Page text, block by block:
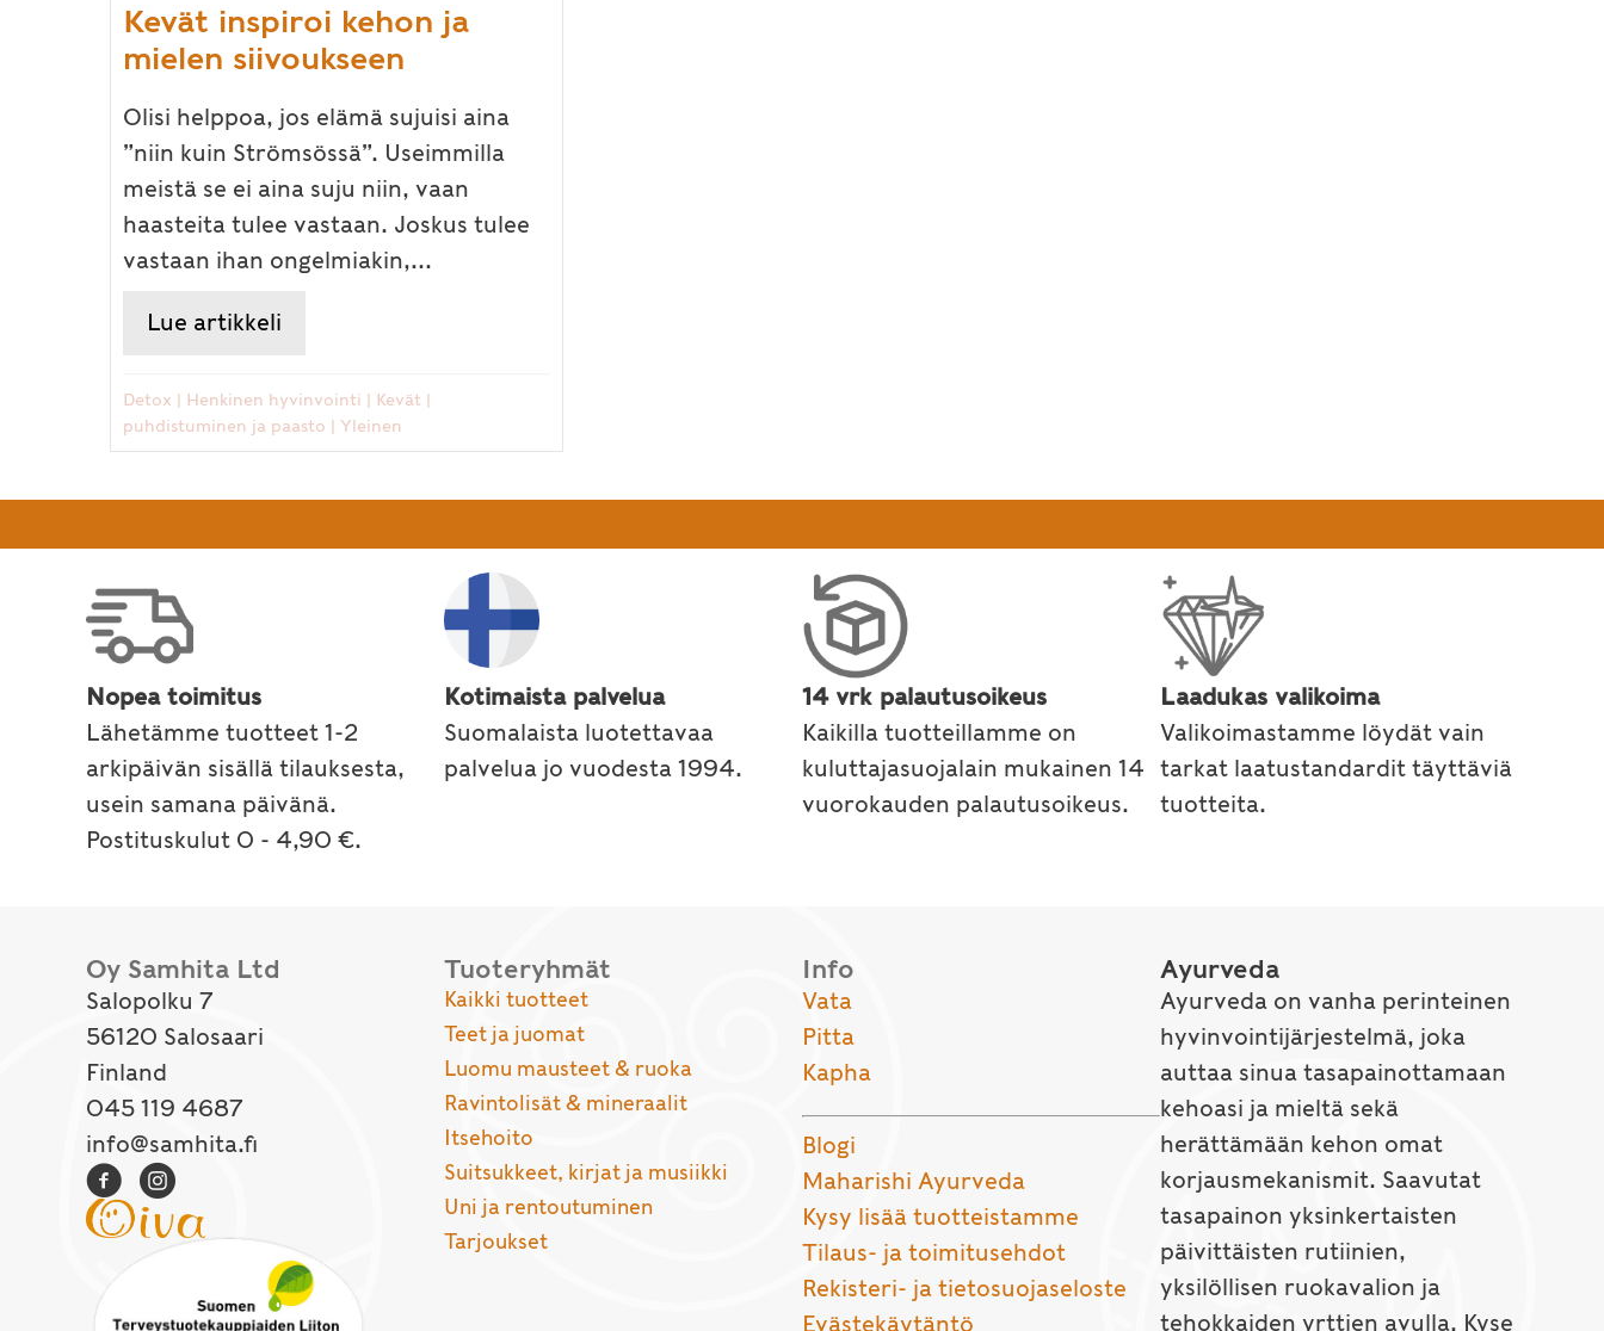
Kevät inspiroi kehon ja
mielen siivoukseen
Olisi helppoa, jos elämä sujuisi aina
”niin kuin Strömsössä”. Useimmilla
meistä se ei aina suju niin, vaan
haasteita tulee vastaan. Joskus tulee
vastaan ihan ongelmiakin,...
Lue artikkeli
Detox | Henkinen hyvinvointi | Kevät |
puhdistuminen ja paasto | Yleinen
Nopea toimitus
Lähetämme tuotteet 1-2
arkipäivän sisällä tilauksesta,
usein samana päivänä.
Postituskulut 0 - 4,90 €.
Kotimaista palvelua
Suomalaista luotettavaa
palvelua jo vuodesta 1994.
14 vrk palautusoikeus
Kaikilla tuotteillamme on
kuluttajasuojalain mukainen 14
vuorokauden palautusoikeus.
Laadukas valikoima
Valikoimastamme löydät vain
tarkat laatustandardit täyttäviä
tuotteita.
Oy Samhita Ltd
Salopolku 7
56120 Salosaari
Finland
045 119 4687
info@samhita.fi
Tuoteryhmät
Kaikki tuotteet
Teet ja juomat
Luomu mausteet & ruoka
Ravintolisät & mineraalit
Itsehoito
Suitsukkeet, kirjat ja musiikki
Uni ja rentoutuminen
Tarjoukset
Info
Vata
Pitta
Kapha
Blogi
Maharishi Ayurveda
Kysy lisää tuotteistamme
Tilaus- ja toimitusehdot
Rekisteri- ja tietosuojaseloste
Evästekäytäntö
Ayurveda
Ayurveda on vanha perinteinen
hyvinvointijärjestelmä, joka
auttaa sinua tasapainottamaan
kehoasi ja mieltä sekä
herättämään kehon omat
korjausmekanismit. Saavutat
tasapainon yksinkertaisten
päivittäisten rutiinien,
yksilöllisen ruokavalion ja
tehokkaiden yrttien avulla. Kyse